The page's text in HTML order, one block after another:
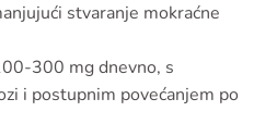
stvaranje mokraćne
300 mg dnevno, s
i postupnim povećanjem po